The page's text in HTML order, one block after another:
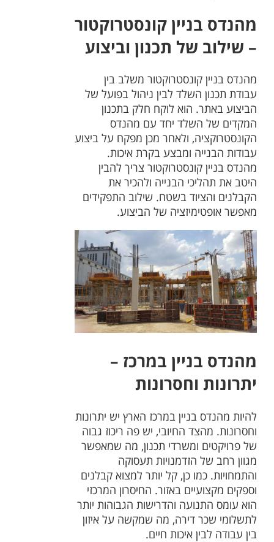
מהנדס בניין קונסטרוקטור
– שילוב של תכנון וביצוע
מהנדס בניין קונסטרוקטור משלב בין
עבודת תכנון השלד לבין ניהול בפועל של
הביצוע באתר. הוא לוקח חלק בתכנון
המקדים של השלד יחד עם מהנדס
הקונסטרוקציה, ולאחר מכן מפקח על ביצוע
עבודות הבנייה ומבצע בקרת איכות.
מהנדס בניין קונסטרוקטור צריך להבין
היטב את תהליכי הבנייה ולהכיר את
הקבלנים והציוד בשטח. שילוב התפקידים
מאפשר אופטימיזציה של הביצוע.
מהנדס בניין במרכז –
יתרונות וחסרונות
להיות מהנדס בניין במרכז הארץ יש יתרונות
וחסרונות. מהצד החיובי, יש פה ריכוז גבוה
של פרויקטים ומשרדי תכנון, מה שמאפשר
מגוון רחב של הזדמנויות תעסוקה
והתמחויות. כמו כן, קל יותר למצוא קבלנים
וספקים מקצועיים באזור. החיסרון המרכזי
הוא עומס התנועה והדרישות הגבוהות יותר
לתשלומי שכר דירה, מה שמקשה על איזון
בין עבודה לבין איכות חיים.